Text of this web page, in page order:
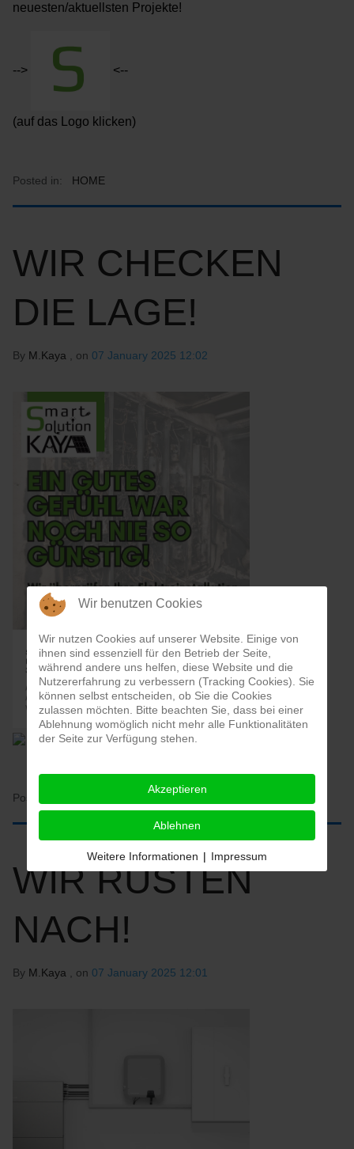
neuesten/aktuellsten Projekte!
--> <--
(auf das Logo klicken)
Posted in: HOME
WIR CHECKEN
DIE LAGE!
By M.Kaya , on 07 January 2025 12:02
Posted in:
WIR RÜSTEN
NACH!
By M.Kaya , on 07 January 2025 12:01
Wir benutzen Cookies
Wir nutzen Cookies auf unserer Website. Einige von
ihnen sind essenziell für den Betrieb der Seite,
während andere uns helfen, diese Website und die
Nutzererfahrung zu verbessern (Tracking Cookies). Sie
können selbst entscheiden, ob Sie die Cookies
zulassen möchten. Bitte beachten Sie, dass bei einer
Ablehnung womöglich nicht mehr alle Funktionalitäten
der Seite zur Verfügung stehen.
Akzeptieren
Ablehnen
Weitere Informationen | Impressum